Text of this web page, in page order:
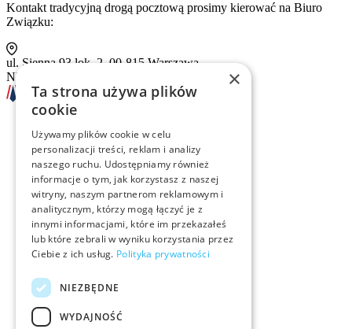
Kontakt tradycyjną drogą pocztową prosimy kierować na Biuro
Związku:
ul. Sienna 93 lok. 2, 00-815 Warszawa
NIP: 526-13-30-874
Szkolenia
Rekrutacja
Examino
Członkostwo
Kontakt
Logo ZMID
×
Ta strona używa plików
cookie
Używamy plików cookie w celu
personalizacji treści, reklam i analizy
naszego ruchu. Udostępniamy również
informacje o tym, jak korzystasz z naszej
witryny, naszym partnerom reklamowym i
analitycznym, którzy mogą łączyć je z
innymi informacjami, które im przekazałeś
lub które zebrali w wyniku korzystania przez
Ciebie z ich usług. Polityka prywatności
NIEZBĘDNE
WYDAJNOŚĆ